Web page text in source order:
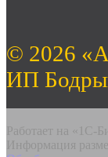
© 2026
ИП
Работает на «1С-
Информация